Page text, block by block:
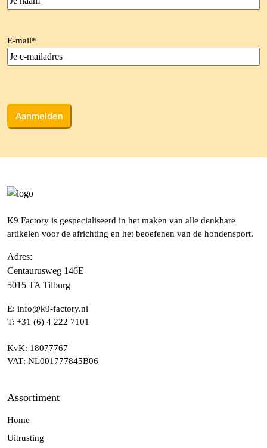
E-mail*
K9 Factory is gespecialiseerd in het maken van alle denkbare
artikelen voor de africhting en het beoefenen van de hondensport.
Adres:
Centaurusweg 146E
5015 TA Tilburg
E: info@k9-factory.nl
T: +31 (6) 4 222 7101
KvK: 18077767
VAT: NL001777845B06
Assortiment
Home
Uitrusting